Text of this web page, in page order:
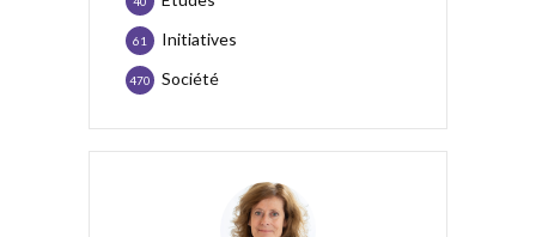
Initiatives
61
Société
470